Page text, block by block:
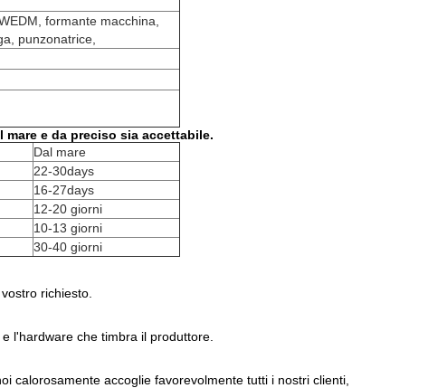
formante macchina,
punzonatrice,
e da preciso sia accettabile.
Dal mare
22-30days
16-27days
12-20 giorni
10-13 giorni
30-40 giorni
vostro richiesto.
l'hardware che timbra il produttore.
calorosamente accoglie favorevolmente tutti i nostri clienti,